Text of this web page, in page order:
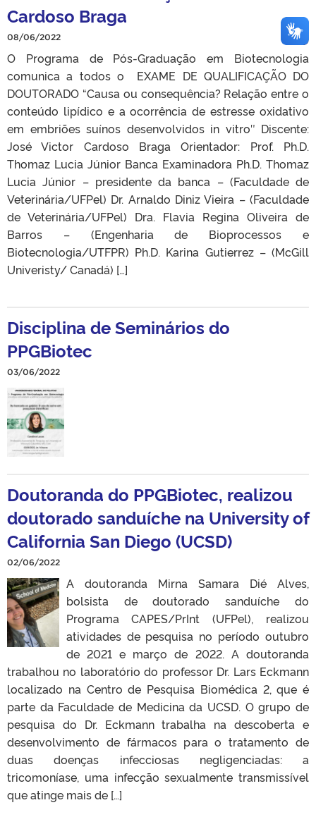
Cardoso Braga
08/06/2022
O Programa de Pós-Graduação em Biotecnologia
comunica a todos o EXAME DE QUALIFICAÇÃO DO
DOUTORADO “Causa ou consequência? Relação entre o
conteúdo lipídico e a ocorrência de estresse oxidativo
em embriões suínos desenvolvidos in vitro″ Discente:
José Victor Cardoso Braga Orientador: Prof. Ph.D.
Thomaz Lucia Júnior Banca Examinadora Ph.D. Thomaz
Lucia Júnior – presidente da banca – (Faculdade de
Veterinária/UFPel) Dr. Arnaldo Diniz Vieira – (Faculdade
de Veterinária/UFPel) Dra. Flavia Regina Oliveira de
Barros – (Engenharia de Bioprocessos e
Biotecnologia/UTFPR) Ph.D. Karina Gutierrez – (McGill
Univeristy/ Canadá) […]
Disciplina de Seminários do
PPGBiotec
03/06/2022
Doutoranda do PPGBiotec, realizou
doutorado sanduíche na University of
California San Diego (UCSD)
02/06/2022
A doutoranda Mirna Samara Dié Alves,
bolsista de doutorado sanduíche do
Programa CAPES/PrInt (UFPel), realizou
atividades de pesquisa no período outubro
de 2021 e março de 2022. A doutoranda
trabalhou no laboratório do professor Dr. Lars Eckmann
localizado na Centro de Pesquisa Biomédica 2, que é
parte da Faculdade de Medicina da UCSD. O grupo de
pesquisa do Dr. Eckmann trabalha na descoberta e
desenvolvimento de fármacos para o tratamento de
duas doenças infecciosas negligenciadas: a
tricomoníase, uma infecção sexualmente transmissível
que atinge mais de […]